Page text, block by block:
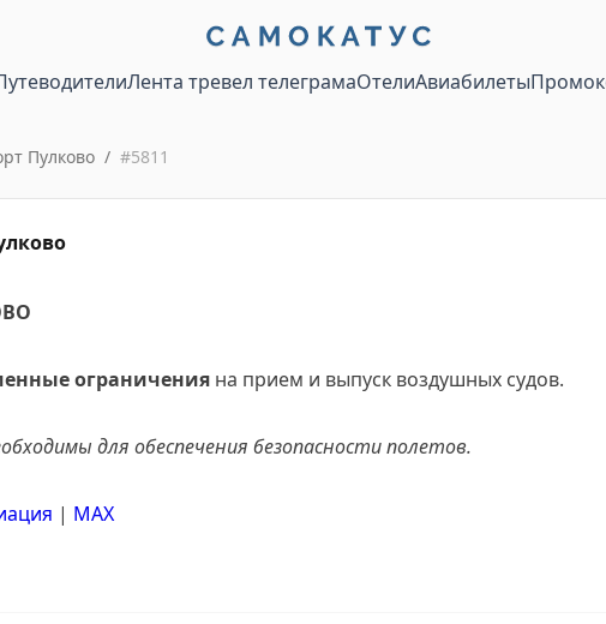
Лента тревел телеграмаОтелиАвиабилеты
Пулково / #5811
ограничения на прием и выпуск воздушных судов.
для обеспечения безопасности полетов.
| MАХ